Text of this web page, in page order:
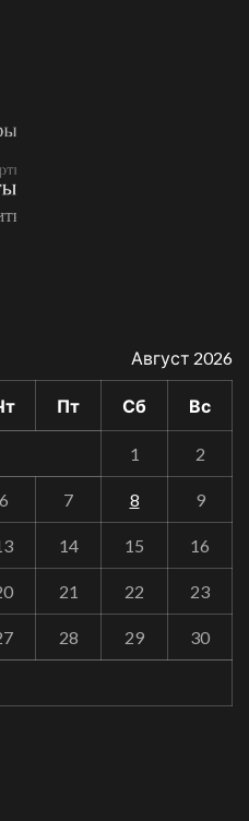
Август 2026
Пт Сб Вс
1 2
6 7 8 9
14 15 16
21 22 23
28 29 30